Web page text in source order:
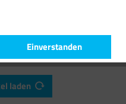
laden
Einverstanden